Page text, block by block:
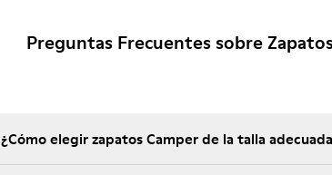
Preguntas Frecuentes sobre
¿Cómo elegir zapatos Camper de la talla